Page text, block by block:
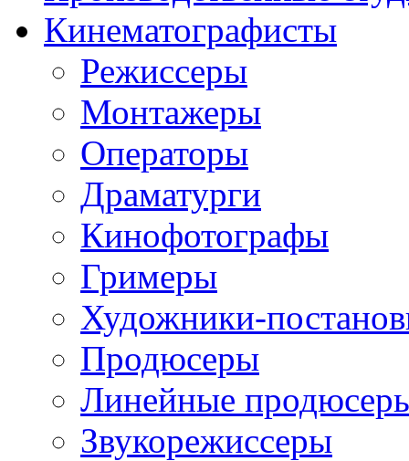
Кинематографисты
Режиссеры
Монтажеры
Операторы
Драматурги
Кинофотографы
Гримеры
Художники-
Продюсеры
Линейные
Звукорежиссеры